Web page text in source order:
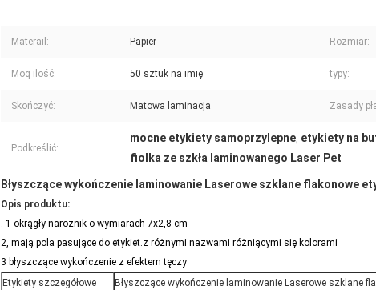
Materail: Papier Rozmiar:
Moq ilość: 50 sztuk na imię typy:
Skończyć: Matowa laminacja Zasady
Podkreślić:
mocne etykiety samoprzylepne, etykiety na
fiolka ze szkła laminowanego Laser Pet
Błyszczące wykończenie laminowanie Laserowe szklane flakonowe
Opis produktu:
. 1 okrągły narożnik o wymiarach 7x2,8 cm
2, mają pola pasujące do etykiet.z różnymi nazwami różniącymi się kolorami
3 błyszczące wykończenie z efektem tęczy
Etykiety szczegółowe
Błyszczące wykończenie laminowanie Laserowe szklane